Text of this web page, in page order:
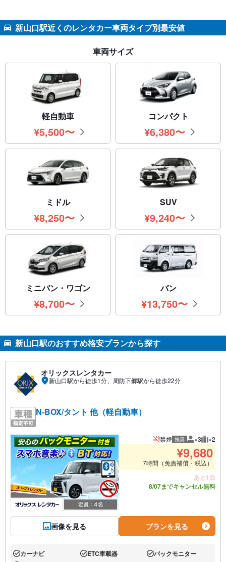
新山口駅近くのレンタカー車両タイプ別最安値
車両サイズ
軽自動車
¥5,500円
〜
コンパクト
¥6,380円
〜
ミドル
¥8,250円
〜
SUV
¥9,240円
〜
ミニバン・ワゴン
¥8,700円
〜
バン
¥13,750
円〜
新山口駅のおすすめ格安プランから探す
オリックスレンタカー
新山口駅から徒歩1分、周防下郷駅から徒歩22分
N-BOX/タント 他（軽自動車）
画像を見る
禁煙 推奨 推奨人数
×3 推奨
×2
¥9,680
7時間（免責補償・税込）
あと1台
8/07までキャンセル無料
プランを見る
あり:カーナビ あり:ETC車載器 あり:バックモニター